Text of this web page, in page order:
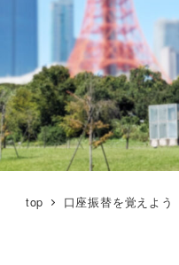
top 口座振替を覚えよう